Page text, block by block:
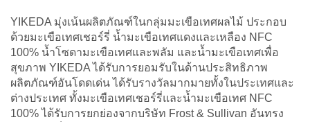
YIKEDA มุ่งเน้นผลิตภัณฑ์ในกลุ่มมะเขือเทศผลไม้ ประกอบ
ด้วยมะเขือเทศเชอร์รี่ น้ำมะเขือเทศแดงและเหลือง NFC
100% น้ำโซดามะเขือเทศและพลัม และน้ำมะเขือเทศเพื่อ
สุขภาพ YIKEDA ได้รับการยอมรับในด้านประสิทธิภาพ
ผลิตภัณฑ์อันโดดเด่น ได้รับรางวัลมากมายทั้งในประเทศและ
ต่างประเทศ ทั้งมะเขือเทศเชอร์รี่และน้ำมะเขือเทศ NFC
100% ได้รับการยกย่องจากบริษัท Frost & Sullivan อันทรง